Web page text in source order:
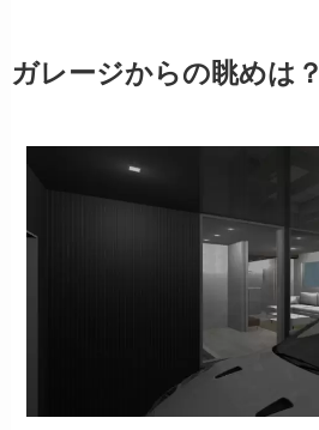
ガレージからの眺めは？